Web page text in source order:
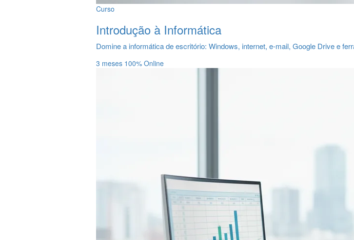
Curso
Introdução à Informática
Domine a informática de escritório: Windows, internet, e-mail, Google Drive e
3 meses 100% Online